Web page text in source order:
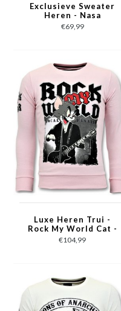
Exclusieve Sweater
Heren - Nasa
American Flag - Grijs
€69,99
Luxe Heren Trui -
Rock My World Cat -
Roze
€104,99